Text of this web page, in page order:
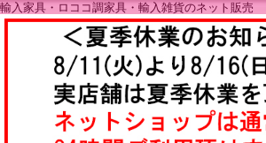
輸入家具・ロココ調家具・輸入雑貨のネット販売